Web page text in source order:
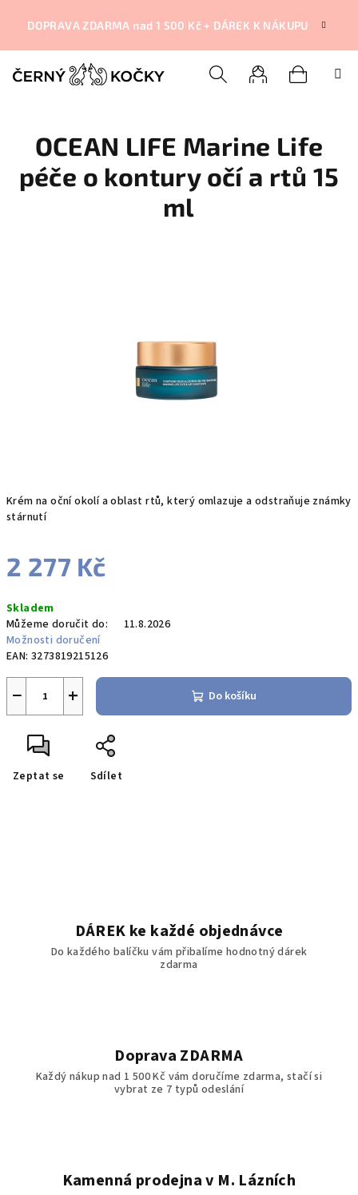
DOPRAVA ZDARMA nad 1 500 Kč + DÁREK K NÁKUPU
košík
Krém na oční okolí a oblast rtů, který omlazuje a odstraňuje známky
stárnutí
2 277 Kč
cena:
Skladem
Můžeme doručit do:
11.8.2026
Možnosti doručení
EAN: 3273819215126
+
− Do košíku
Zeptat se Sdílet
OCEAN LIFE Marine Life
péče o kontury očí a rtů 15
ml
DÁREK ke každé objednávce
Do každého balíčku vám přibalíme hodnotný dárek
zdarma
Doprava ZDARMA
Každý nákup nad 1 500 Kč vám doručíme zdarma, stačí si
vybrat ze 7 typů odeslání
Kamenná prodejna v M. Lázních